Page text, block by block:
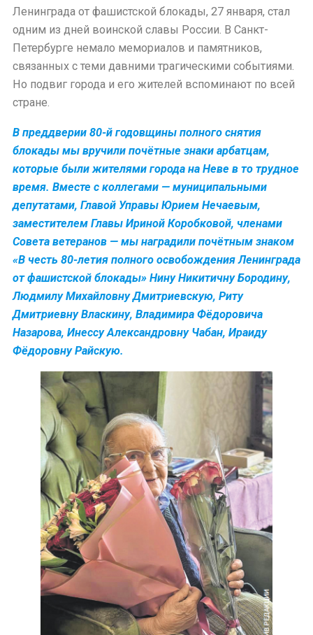
Ленинграда от фашистской блокады, 27 января, стал
одним из дней воинской славы России. В Санкт-
Петербурге немало мемориалов и памятников,
связанных с теми давними трагическими событиями.
Но подвиг города и его жителей вспоминают по всей
стране.
В преддверии 80-й годовщины полного снятия
блокады мы вручили почётные знаки арбатцам,
которые были жителями города на Неве в то трудное
время. Вместе с коллегами — муниципальными
депутатами, Главой Управы Юрием Нечаевым,
заместителем Главы Ириной Коробковой, членами
Совета ветеранов — мы наградили почётным знаком
«В честь 80-летия полного освобождения Ленинграда
от фашистской блокады» Нину Никитичну Бородину,
Людмилу Михайловну Дмитриевскую, Риту
Дмитриевну Власкину, Владимира Фёдоровича
Назарова, Инессу Александровну Чабан, Ираиду
Фёдоровну Райскую.